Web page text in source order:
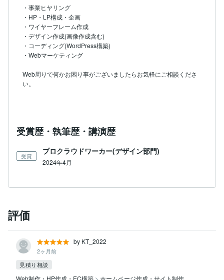
・事業ヒヤリング
・HP・LP構成・企画
・ワイヤーフレーム作成
・デザイン作成(画像作成含む)
・コーディング(WordPress構築)
・Webマーケティング
Web周りで何かお困り事がございましたらお気軽にご相談くださ
い。
受賞歴・執筆歴・講演歴
受賞
プロクラウドワーカー(デザイン部門)
2024年4月
評価
by KT_2022
2ヶ月前
見積り相談
Web制作・HP作成・EC構築 > ホームページ作成・サイト制作